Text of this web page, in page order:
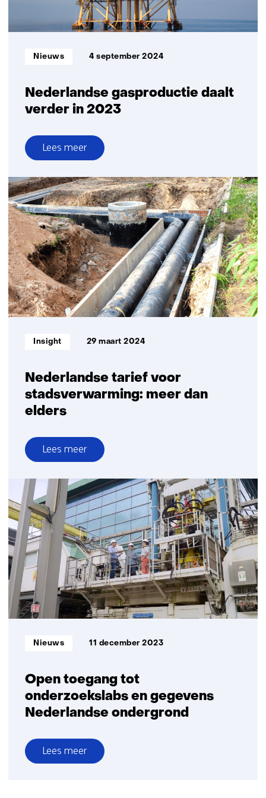
Nederlandse gasproductie daalt
verder in 2023
Informatietype:
Nieuws 4 september 2024
Lees meer
over
Nederlandse
gasproductie
daalt
verder
in
2023
Nederlandse tarief voor
stadsverwarming: meer dan
elders
Informatietype:
Insight 29 maart 2024
Lees meer
over
Nederlandse
tarief
voor
stadsverwarming:
meer
dan
elders
Open toegang tot
onderzoekslabs en gegevens
Nederlandse ondergrond
Informatietype:
Nieuws 11 december 2023
Lees meer
over